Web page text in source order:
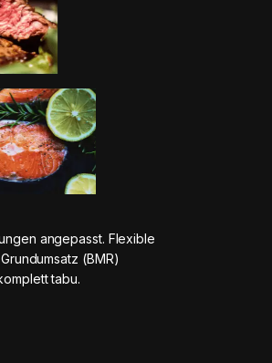
angepasst. Flexible
(BMR)
tabu.